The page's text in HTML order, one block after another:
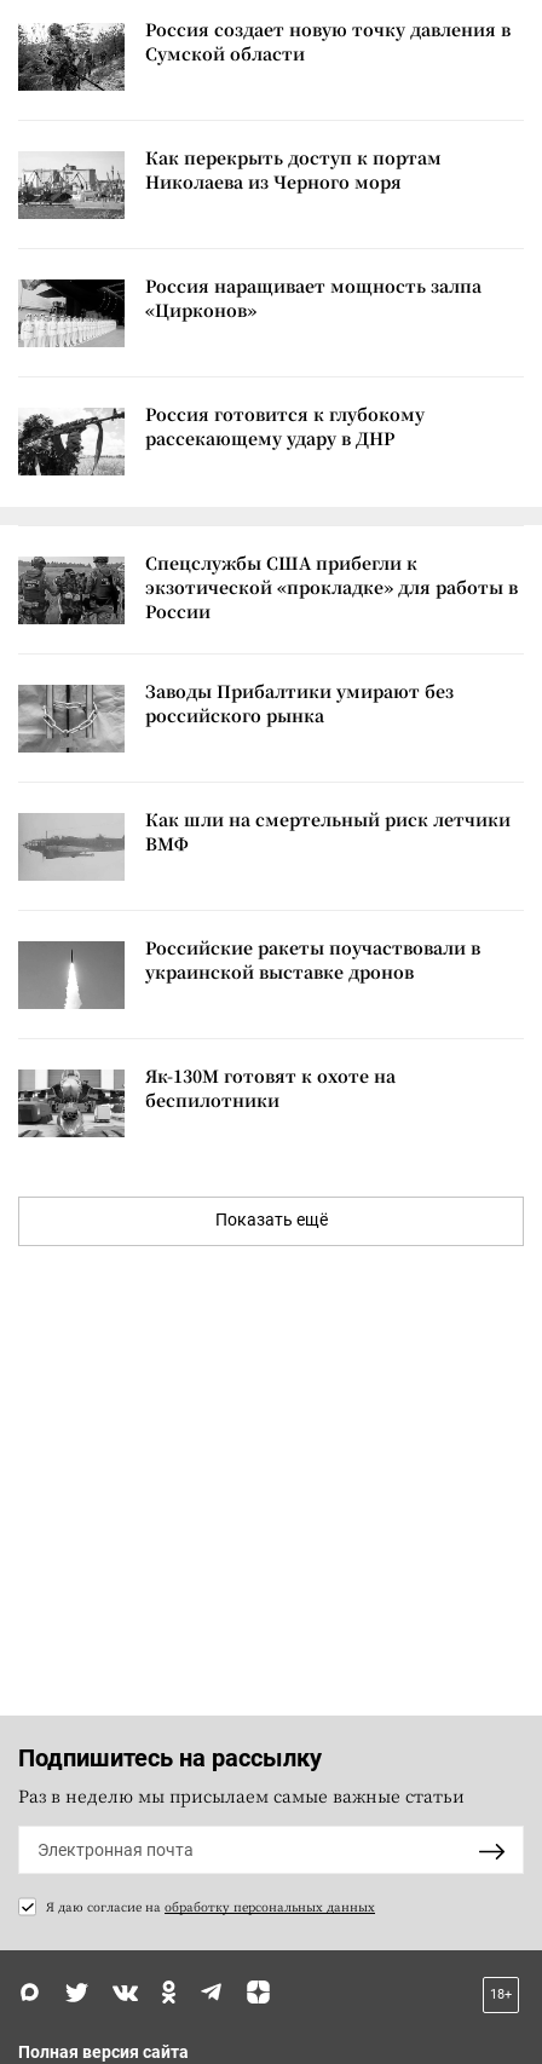
Россия создает новую точку давления в
Сумской области
Как перекрыть доступ к портам
Николаева из Черного моря
Россия наращивает мощность залпа
«Цирконов»
Россия готовится к глубокому
рассекающему удару в ДНР
Спецслужбы США прибегли к
экзотической «прокладке» для работы в
России
Заводы Прибалтики умирают без
российского рынка
Как шли на смертельный риск летчики
ВМФ
Российские ракеты поучаствовали в
украинской выставке дронов
Як-130М готовят к охоте на
беспилотники
Показать ещё
Подпишитесь на рассылку
Раз в неделю мы присылаем самые важные статьи
Я даю согласие на обработку персональных данных
18+
Полная версия сайта